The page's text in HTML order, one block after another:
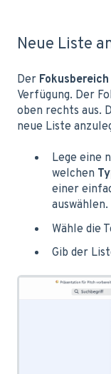
Neue Liste
Der Fokusbereich
Verfügung. Der
oben rechts aus.
neue Liste
Lege eine
welchen
einer
auswählen.
Wähle die
Gib der